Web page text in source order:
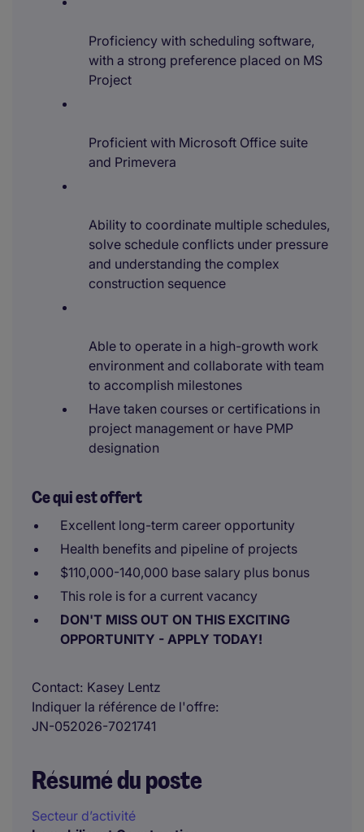
Proficiency with scheduling software,
with a strong preference placed on MS
Project
Proficient with Microsoft Office suite
and Primevera
Ability to coordinate multiple schedules,
solve schedule conflicts under pressure
and understanding the complex
construction sequence
Able to operate in a high-growth work
environment and collaborate with team
to accomplish milestones
Have taken courses or certifications in
project management or have PMP
designation
Ce qui est offert
Excellent long-term career opportunity
Health benefits and pipeline of projects
$110,000-140,000 base salary plus bonus
This role is for a current vacancy
DON'T MISS OUT ON THIS EXCITING
OPPORTUNITY - APPLY TODAY!
Contact Kasey Lentz
Indiquer la référence de l'offre
JN-052026-7021741
Résumé du poste
Secteur d’activité